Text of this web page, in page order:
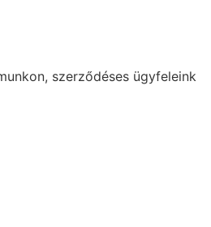
szerződéses ügyfeleink